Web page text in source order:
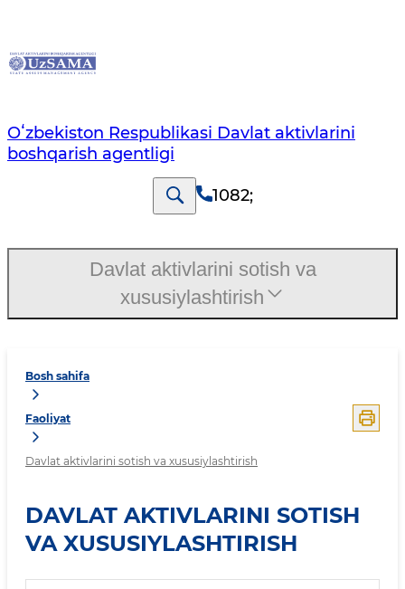
Oʻzbekiston Respublikasi Davlat aktivlarini
boshqarish agentligi
1082;
Bosh sahifa
Faoliyat
Davlat aktivlarini sotish va xususiylashtirish
DAVLAT AKTIVLARINI SOTISH
VA XUSUSIYLASHTIRISH
Davlat aktivlarini sotish va
xususiylashtirish